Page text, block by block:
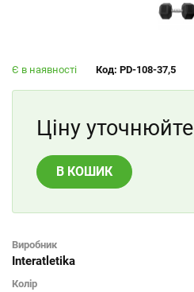
Є в наявності Код: PD-108-37,5
Ціну уточнюйте
В КОШИК
Виробник
Interatletika
Колір